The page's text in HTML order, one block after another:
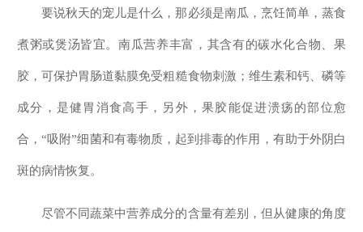
要说秋天的宠儿是什么，那必须是南瓜，烹饪简单，蒸食
煮粥或煲汤皆宜。南瓜营养丰富，其含有的碳水化合物、果
胶，可保护胃肠道黏膜免受粗糙食物刺激；维生素和钙、磷等
成分，是健胃消食高手，另外，果胶能促进溃疡的部位愈
合，“吸附”细菌和有毒物质，起到排毒的作用，有助于外阴白
斑的病情恢复。
尽管不同蔬菜中营养成分的含量有差别，但从健康的角度